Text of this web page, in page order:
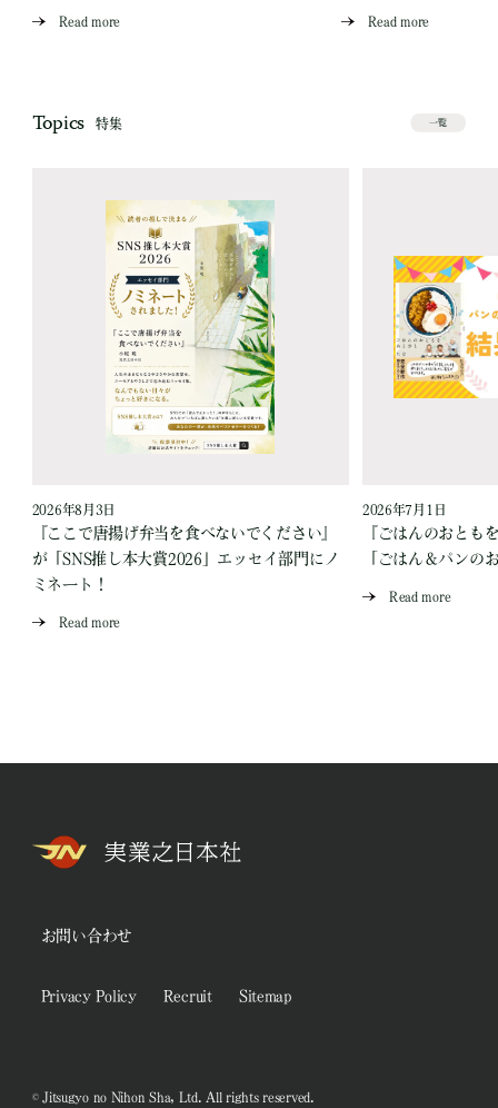
Read more Read more
Topics 特集 一覧
2026年8月3日
『ここで唐揚げ弁当を食べないでください』
が「SNS推し本大賞2026」エッセイ部門にノ
ミネート！
Read more
2026年7月1日
『ごはんのおとも
「ごはん＆パンの
Read more
お問い合わせ
Privacy Policy Recruit Sitemap
© Jitsugyo no Nihon Sha, Ltd. All rights reserved.